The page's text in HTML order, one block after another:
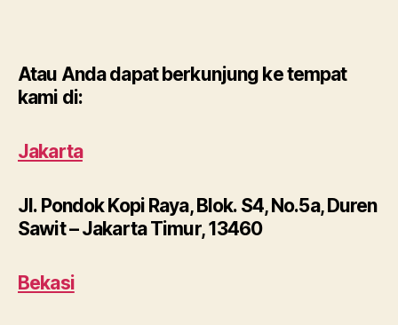
Atau Anda dapat berkunjung ke tempat
kami di:
Jakarta
Jl. Pondok Kopi Raya, Blok. S4, No.5a, Duren
Sawit – Jakarta Timur, 13460
Bekasi